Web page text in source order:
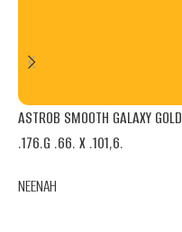
ASTROB SMOOTH GALAXY GOLD
.176.G .66. X .101,6.
NEENAH